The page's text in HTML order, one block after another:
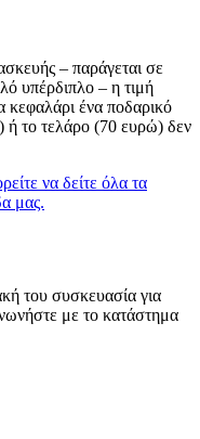
– παράγεται σε
υπέρδιπλο – η τιμή
κεφαλάρι ένα ποδαρικό
ή το τελάρο (70 ευρώ) δεν
να δείτε όλα τα
μας.
του συσκευασία για
με το κατάστημα